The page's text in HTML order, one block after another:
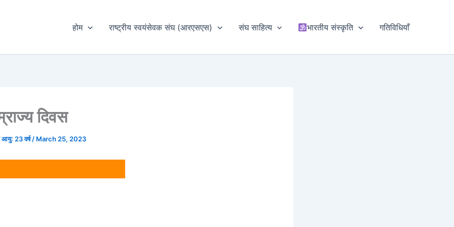
होम राष्ट्रीय स्वयंसेवक संघ (आरएसएस) संघ साहित्य भारतीय संस्कृति गतिविधियाँ
दिवस
23 वर्ष/ March 25, 2023